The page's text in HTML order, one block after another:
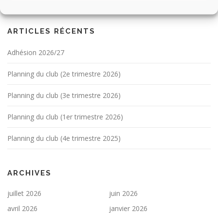
ARTICLES RÉCENTS
Adhésion 2026/27
Planning du club (2e trimestre 2026)
Planning du club (3e trimestre 2026)
Planning du club (1er trimestre 2026)
Planning du club (4e trimestre 2025)
ARCHIVES
juillet 2026
juin 2026
avril 2026
janvier 2026